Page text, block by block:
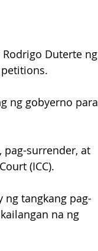
Duterte ng
ng gobyerno para
pag-surrender, at
(ICC).
ng tangkang pag-
na ng